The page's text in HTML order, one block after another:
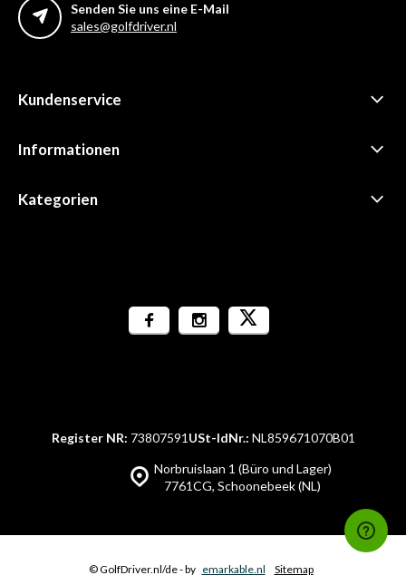
Senden Sie uns eine E-Mail
sales@golfdriver.nl
Kundenservice
Informationen
Kategorien
Norbruislaan 1 (Büro und Lager)
7761CG, Schoonebeek (NL)
Register NR: 73807591 USt-IdNr.: NL859671070B01
© GolfDriver.nl/de- by emarkable.nl Sitemap